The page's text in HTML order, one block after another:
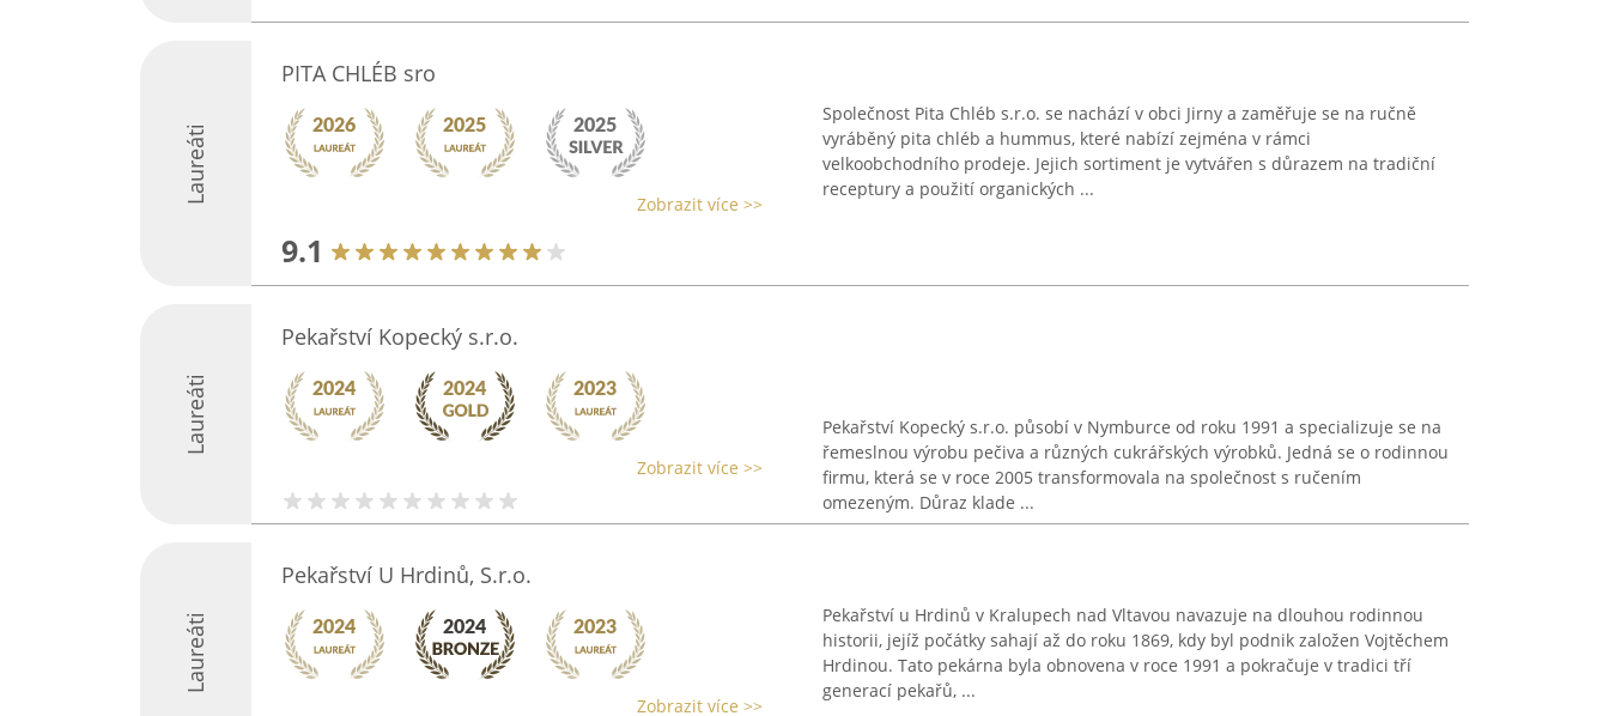
Laureáti
PITA CHLÉB sro
Zobrazit více >>
9.1
Společnost Pita Chléb s.r.o. se nachází v obci Jirny a zaměřuje se na ručně
vyráběný pita chléb a hummus, které nabízí zejména v rámci
velkoobchodního prodeje. Jejich sortiment je vytvářen s důrazem na tradiční
receptury a použití organických ...
Laureáti
Pekařství Kopecký s.r.o.
Zobrazit více >>
Pekařství Kopecký s.r.o. působí v Nymburce od roku 1991 a specializuje se na
řemeslnou výrobu pečiva a různých cukrářských výrobků. Jedná se o rodinnou
firmu, která se v roce 2005 transformovala na společnost s ručením
omezeným. Důraz klade ...
Laureáti
Pekařství U Hrdinů, S.r.o.
Zobrazit více >>
Pekařství u Hrdinů v Kralupech nad Vltavou navazuje na dlouhou rodinnou
historii, jejíž počátky sahají až do roku 1869, kdy byl podnik založen Vojtěchem
Hrdinou. Tato pekárna byla obnovena v roce 1991 a pokračuje v tradici tří
generací pekařů, ...